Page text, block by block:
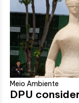
Meio Ambiente
DPU